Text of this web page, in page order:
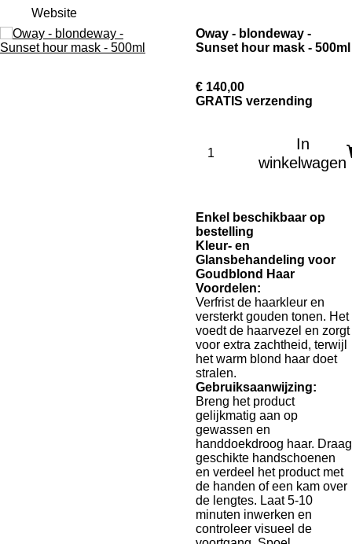
Website
Oway - blondeway -
Sunset hour mask - 500ml
€ 140,00
GRATIS verzending
In
winkelwagen
Enkel beschikbaar op
bestelling
Kleur- en
Glansbehandeling voor
Goudblond Haar
Voordelen:
Verfrist de haarkleur en
versterkt gouden tonen. Het
voedt de haarvezel en zorgt
voor extra zachtheid, terwijl
het warm blond haar doet
stralen.
Gebruiksaanwijzing:
Breng het product
gelijkmatig aan op
gewassen en
handdoekdroog haar. Draag
geschikte handschoenen
en verdeel het product met
de handen of een kam over
de lengtes. Laat 5-10
minuten inwerken en
controleer visueel de